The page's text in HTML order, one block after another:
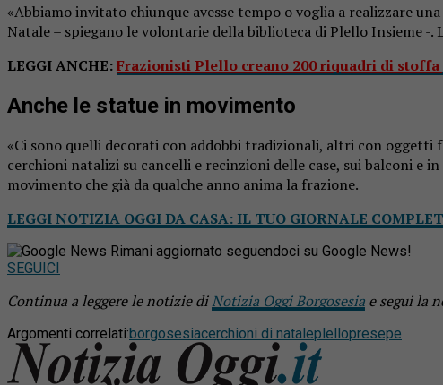
«Abbiamo invitato chiunque avesse tempo o voglia a realizzare
Natale – spiegano le volontarie della biblioteca di Plello Insieme -
LEGGI ANCHE:Frazionisti Plello creano 200 riquadri di
Anche le statue in movimento
«Ci sono quelli decorati con addobbi tradizionali, altri con oggetti
cerchioni natalizi su cancelli e recinzioni delle case, sui balconi e
movimento che già da qualche anno anima la frazione.
LEGGI NOTIZIA OGGI DA CASA: IL TUO GIORNALE
Rimani aggiornato seguendoci su Google News!
SEGUICI
Continua a leggere le notizie diNotizia Oggi Borgosesia e segui la
Argomenti correlati:borgosesiacerchioni di nataleplellopresepe